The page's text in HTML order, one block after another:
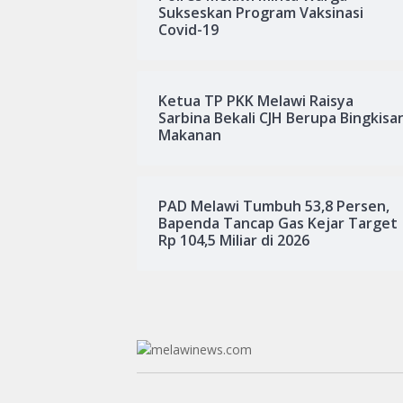
Sukseskan Program Vaksinasi
Covid-19
Ketua TP PKK Melawi Raisya
Sarbina Bekali CJH Berupa
Makanan
PAD Melawi Tumbuh 53,8 Persen,
Bapenda Tancap Gas Kejar Target
Rp 104,5 Miliar di 2026